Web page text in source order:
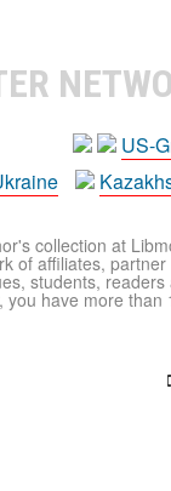
US-
collection at
of affiliates,
students,
you have more